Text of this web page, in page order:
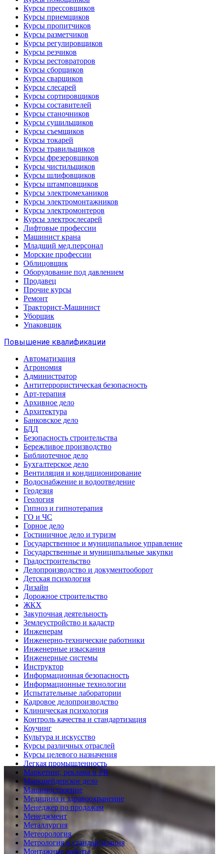
Курсы прессовщиков
Курсы приемщиков
Курсы пропитчиков
Курсы разметчиков
Курсы регулировщиков
Курсы резчиков
Курсы рестовраторов
Курсы сборщиков
Курсы сварщиков
Курсы слесарей
Курсы сортировщиков
Курсы составителей
Курсы станочников
Курсы сушильщиков
Курсы съемщиков
Курсы токарей
Курсы травильщиков
Курсы фрезеровщиков
Курсы чистильщиков
Курсы шлифовщиков
Курсы штамповщиков
Курсы электромехаников
Курсы электромонтажников
Курсы электромонтеров
Курсы электрослесарей
Лифтовые профессии
Машинист крана
Младщий мед.персонал
Морские профессии
Облицовщик
Оборудование под давлением
Продавец
Прочие курсы
Ремонт
Тракторист-Машинист
Уборщик
Упаковщик
Повышение квалификации
Автоматизация
Агрономия
Администратор
Антитеррористическая безопасность
Арт-терапия
Архивное дело
Архитектура
Банковское дело
БДД
Безопасность строительства
Бережливое производство
Библиотечное дело
Бухгалтерское дело
Вентиляция и кондиционирование
Водоснабжение и водоотведение
Геодезия
Геология
Гипноз и гипнотерапия
ГО и ЧС
Горное дело
Гостиничное дело и туризм
Государственное и муниципальное управление
Государственные и муниципальные закупки
Градостроительство
Делопроизводство и документооборот
Детская психология
Дизайн
Дорожное строительство
ЖКХ
Закупочная деятельность
Землеустройство и кадастр
Инженерам
Инженерно-технические работники
Инженерные изыскания
Инженерные системы
Инструктор
Информационная безопасность
Информационные технологии
Испытательные лаборатории
Кадровое делопроизводство
Клиническая психология
Контроль качества и стандартизация
Коучинг
Культура и искусство
Курсы различных отраслей
Курсы целевого назначения
Легкая промышленность
Маркетинг, реклама и PR
Маркшейдерское дело
Машиностроение
Медицина и здравоохранение
Менеджер по продажам
Менеджмент
Металлургия
Метеорология
Метрология и стандартизация
Монтажные работы